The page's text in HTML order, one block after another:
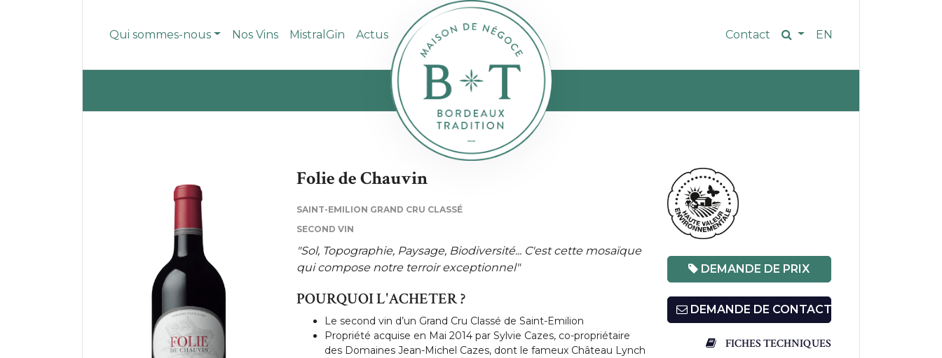
Qui sommes-nous Nos Vins MistralGin Actus Contact EN
Folie de Chauvin
SAINT-EMILION GRAND CRU CLASSÉ
SECOND VIN
"Sol, Topographie, Paysage, Biodiversité... C'est cette mosaïque
qui compose notre terroir exceptionnel"
POURQUOI L'ACHETER ?
Le second vin d’un Grand Cru Classé de Saint-Emilion
Propriété acquise en Mai 2014 par Sylvie Cazes, co-propriétaire
des Domaines Jean-Michel Cazes, dont le fameux Château Lynch
DEMANDE DE PRIX
DEMANDE DE CONTACT
FICHES TECHNIQUES